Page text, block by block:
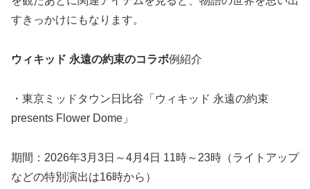
すきっかけにもなります。
ウィキッド 永遠の約束のコラボ例紹介
・東京ミッドタウン日比谷「ウィキッド 永遠の約束
presents Flower Dome」
期間：2026年3月3日～4月4日 11時～23時（ライトアップ
などの特別演出は16時から）